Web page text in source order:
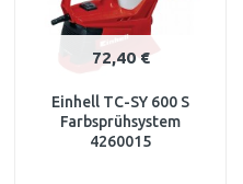
72,40 €
Einhell TC-SY 600 S
Farbsprühsystem
4260015